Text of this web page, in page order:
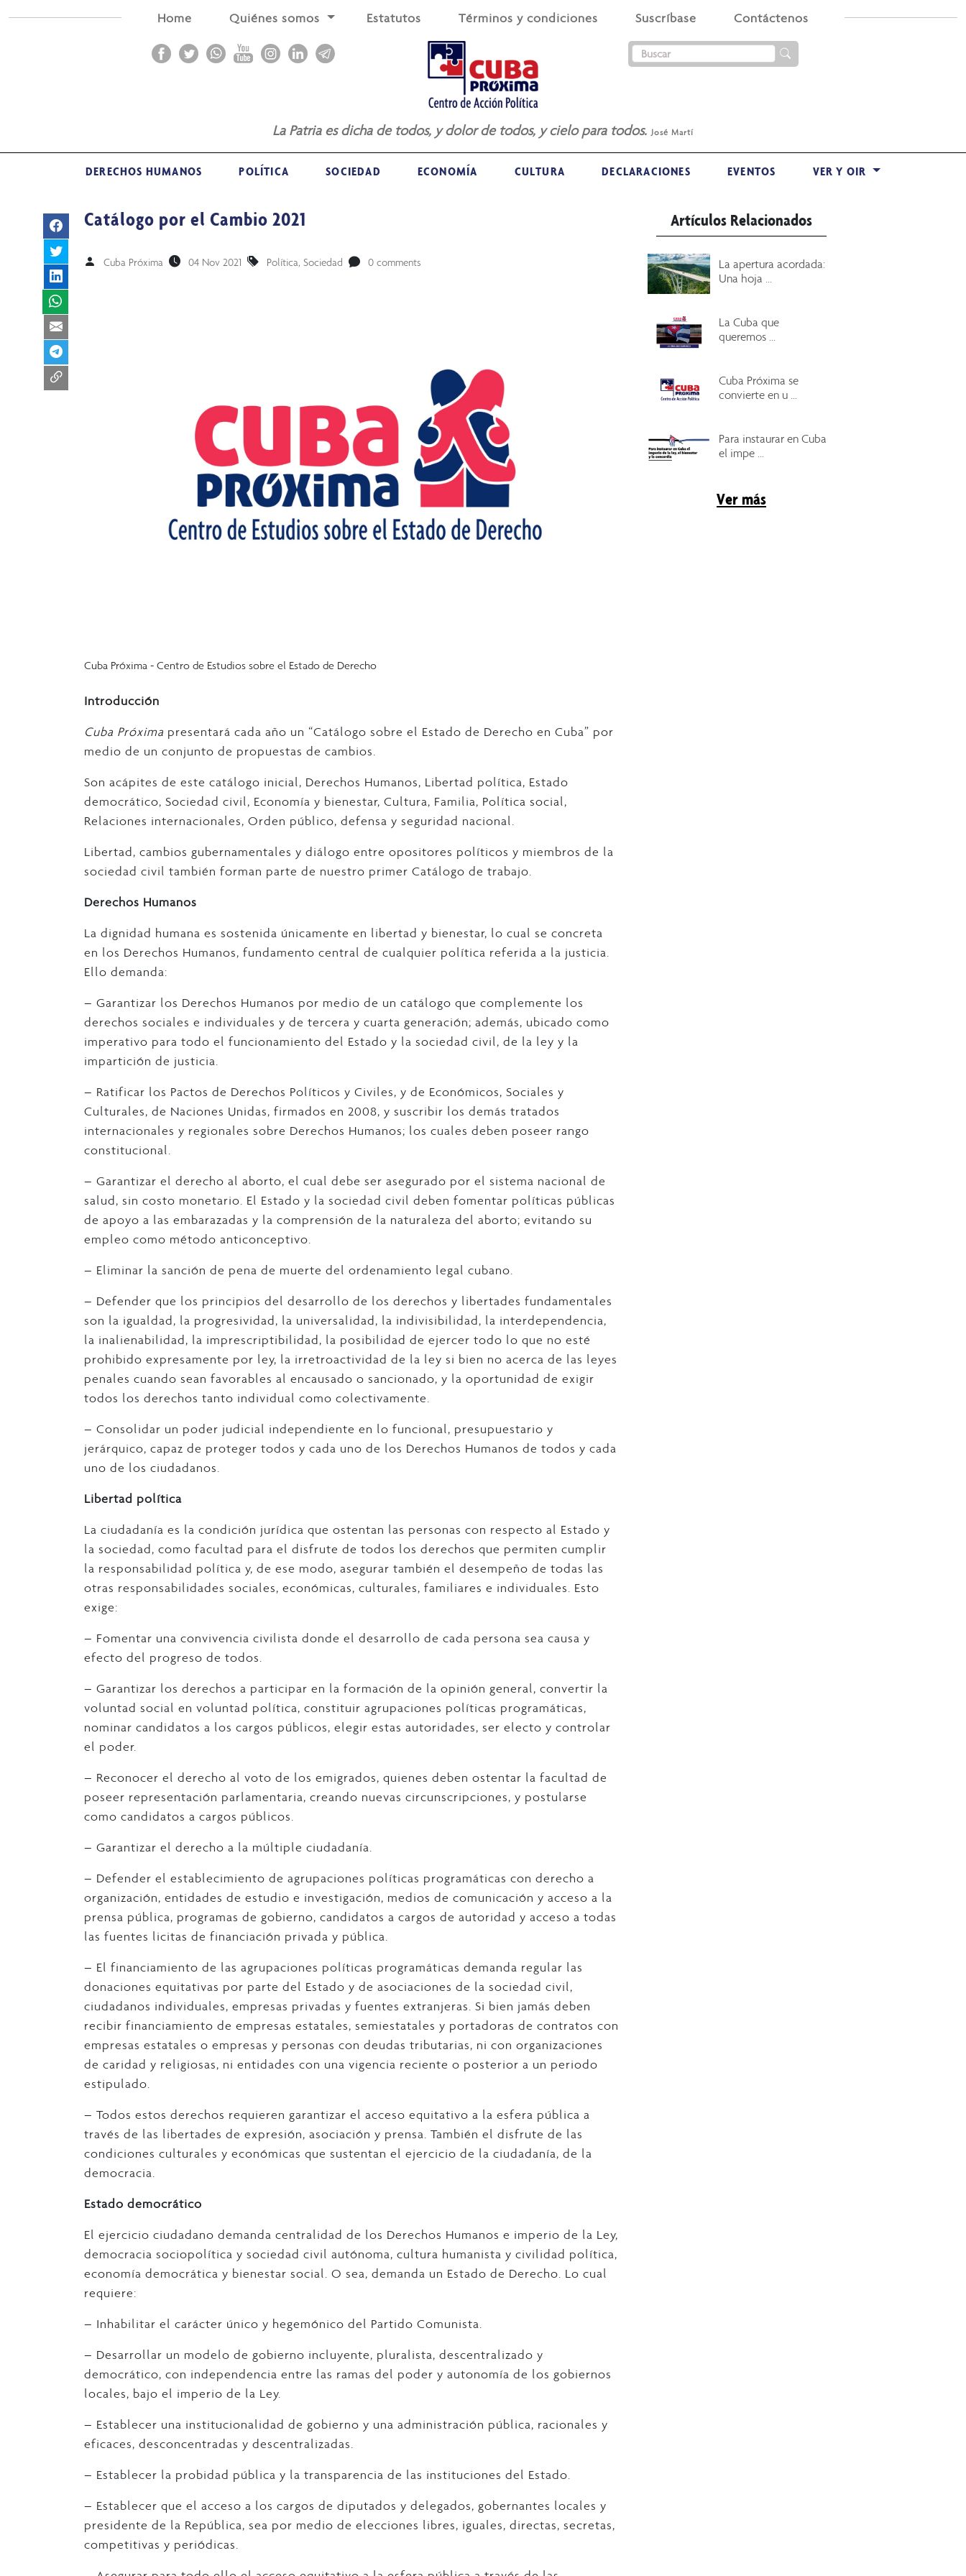
Home Quiénes somos Estatutos Términos y condiciones Suscríbase Contáctenos
La Patria es dicha de todos, y dolor de todos, y cielo para todos. José Martí
DERECHOS HUMANOS POLÍTICA SOCIEDAD ECONOMÍA CULTURA DECLARACIONES EVENTOS VER Y OIR
Catálogo por el Cambio 2021
Cuba Próxima 04 Nov 2021 Política, Sociedad 0 comments
Cuba Próxima - Centro de Estudios sobre el Estado de Derecho
Introducción
Cuba Próxima presentará cada año un “Catálogo sobre el Estado de Derecho en Cuba” por
medio de un conjunto de propuestas de cambios.
Son acápites de este catálogo inicial, Derechos Humanos, Libertad política, Estado
democrático, Sociedad civil, Economía y bienestar, Cultura, Familia, Política social,
Relaciones internacionales, Orden público, defensa y seguridad nacional.
Libertad, cambios gubernamentales y diálogo entre opositores políticos y miembros de la
sociedad civil también forman parte de nuestro primer Catálogo de trabajo.
Derechos Humanos
La dignidad humana es sostenida únicamente en libertad y bienestar, lo cual se concreta
en los Derechos Humanos, fundamento central de cualquier política referida a la justicia.
Ello demanda:
– Garantizar los Derechos Humanos por medio de un catálogo que complemente los
derechos sociales e individuales y de tercera y cuarta generación; además, ubicado como
imperativo para todo el funcionamiento del Estado y la sociedad civil, de la ley y la
impartición de justicia.
– Ratificar los Pactos de Derechos Políticos y Civiles, y de Económicos, Sociales y
Culturales, de Naciones Unidas, firmados en 2008, y suscribir los demás tratados
internacionales y regionales sobre Derechos Humanos; los cuales deben poseer rango
constitucional.
– Garantizar el derecho al aborto, el cual debe ser asegurado por el sistema nacional de
salud, sin costo monetario. El Estado y la sociedad civil deben fomentar políticas públicas
de apoyo a las embarazadas y la comprensión de la naturaleza del aborto; evitando su
empleo como método anticonceptivo.
– Eliminar la sanción de pena de muerte del ordenamiento legal cubano.
– Defender que los principios del desarrollo de los derechos y libertades fundamentales
son la igualdad, la progresividad, la universalidad, la indivisibilidad, la interdependencia,
la inalienabilidad, la imprescriptibilidad, la posibilidad de ejercer todo lo que no esté
prohibido expresamente por ley, la irretroactividad de la ley si bien no acerca de las leyes
penales cuando sean favorables al encausado o sancionado, y la oportunidad de exigir
todos los derechos tanto individual como colectivamente.
– Consolidar un poder judicial independiente en lo funcional, presupuestario y
jerárquico, capaz de proteger todos y cada uno de los Derechos Humanos de todos y cada
uno de los ciudadanos.
Libertad política
La ciudadanía es la condición jurídica que ostentan las personas con respecto al Estado y
la sociedad, como facultad para el disfrute de todos los derechos que permiten cumplir
la responsabilidad política y, de ese modo, asegurar también el desempeño de todas las
otras responsabilidades sociales, económicas, culturales, familiares e individuales. Esto
exige:
– Fomentar una convivencia civilista donde el desarrollo de cada persona sea causa y
efecto del progreso de todos.
– Garantizar los derechos a participar en la formación de la opinión general, convertir la
voluntad social en voluntad política, constituir agrupaciones políticas programáticas,
nominar candidatos a los cargos públicos, elegir estas autoridades, ser electo y controlar
el poder.
– Reconocer el derecho al voto de los emigrados, quienes deben ostentar la facultad de
poseer representación parlamentaria, creando nuevas circunscripciones, y postularse
como candidatos a cargos públicos.
– Garantizar el derecho a la múltiple ciudadanía.
– Defender el establecimiento de agrupaciones políticas programáticas con derecho a
organización, entidades de estudio e investigación, medios de comunicación y acceso a la
prensa pública, programas de gobierno, candidatos a cargos de autoridad y acceso a todas
las fuentes licitas de financiación privada y pública.
– El financiamiento de las agrupaciones políticas programáticas demanda regular las
donaciones equitativas por parte del Estado y de asociaciones de la sociedad civil,
ciudadanos individuales, empresas privadas y fuentes extranjeras. Si bien jamás deben
recibir financiamiento de empresas estatales, semiestatales y portadoras de contratos con
empresas estatales o empresas y personas con deudas tributarias, ni con organizaciones
de caridad y religiosas, ni entidades con una vigencia reciente o posterior a un periodo
estipulado.
– Todos estos derechos requieren garantizar el acceso equitativo a la esfera pública a
través de las libertades de expresión, asociación y prensa. También el disfrute de las
condiciones culturales y económicas que sustentan el ejercicio de la ciudadanía, de la
democracia.
Estado democrático
El ejercicio ciudadano demanda centralidad de los Derechos Humanos e imperio de la Ley,
democracia sociopolítica y sociedad civil autónoma, cultura humanista y civilidad política,
economía democrática y bienestar social. O sea, demanda un Estado de Derecho. Lo cual
requiere:
– Inhabilitar el carácter único y hegemónico del Partido Comunista.
– Desarrollar un modelo de gobierno incluyente, pluralista, descentralizado y
democrático, con independencia entre las ramas del poder y autonomía de los gobiernos
locales, bajo el imperio de la Ley.
– Establecer una institucionalidad de gobierno y una administración pública, racionales y
eficaces, desconcentradas y descentralizadas.
– Establecer la probidad pública y la transparencia de las instituciones del Estado.
– Establecer que el acceso a los cargos de diputados y delegados, gobernantes locales y
presidente de la República, sea por medio de elecciones libres, iguales, directas, secretas,
competitivas y periódicas.
Artículos Relacionados
La apertura acordada:
Una hoja ...
La Cuba que
queremos ...
Cuba Próxima se
convierte en u ...
Para instaurar en Cuba
el impe ...
Ver más